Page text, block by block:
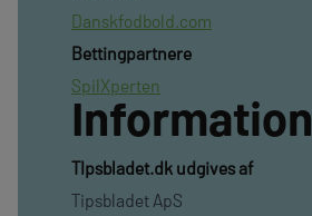
Danskfodbold.com
Bettingpartnere
SpilXperten
Information
TIpsbladet.dk udgives af
Tipsbladet ApS